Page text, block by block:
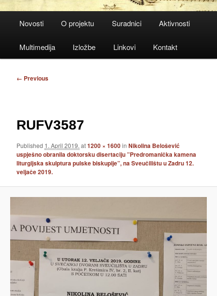
Novosti O projektu Suradnici Aktivnosti
Multimedija Izložbe Linkovi Kontakt
Image
← Previous
RUFV3587
Published 1. April 2019. at1200 × 1600inNikolina Belošević
uspješno obranila doktorsku disertaciju ”Predromanička kamena
liturgijska skulptura pulske biskupije”, na Sveučilištu u Zadru 12.
veljače 2019.